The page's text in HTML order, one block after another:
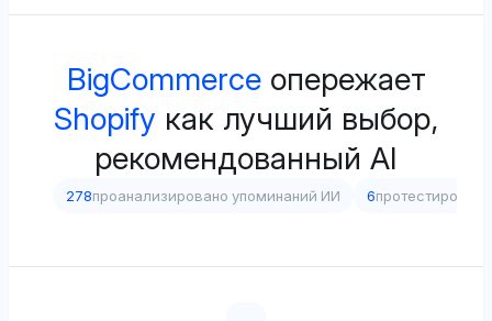
BigCommerce опережает
Shopify как лучший выбор,
рекомендованный AI
278проанализировано упоминаний ИИ 6